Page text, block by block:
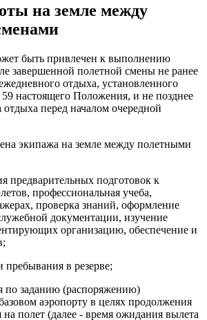
на земле между
быть привлечен к выполнению
завершенной полетной смены не ранее
отдыха, установленного
настоящего Положения, и не позднее
отдыха перед началом очередной
экипажа на земле между полетными
предварительных подготовок к
профессиональная учеба,
проверка знаний, оформление
документации, изучение
организацию, обеспечение и
пребывания в резерве;
по заданию (распоряжению)
аэропорту в целях продолжения
полет (далее - время ожидания вылета